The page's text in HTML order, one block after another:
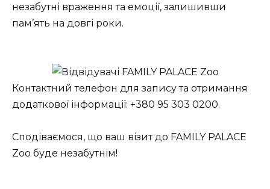
незабутні враження та емоції, залишивши
пам’ять на довгі роки.
Контактний телефон для запису та отримання
додаткової інформації: +380 95 303 0200.
Сподіваємося, що ваш візит до FAMILY PALACE
Zoo буде незабутнім!